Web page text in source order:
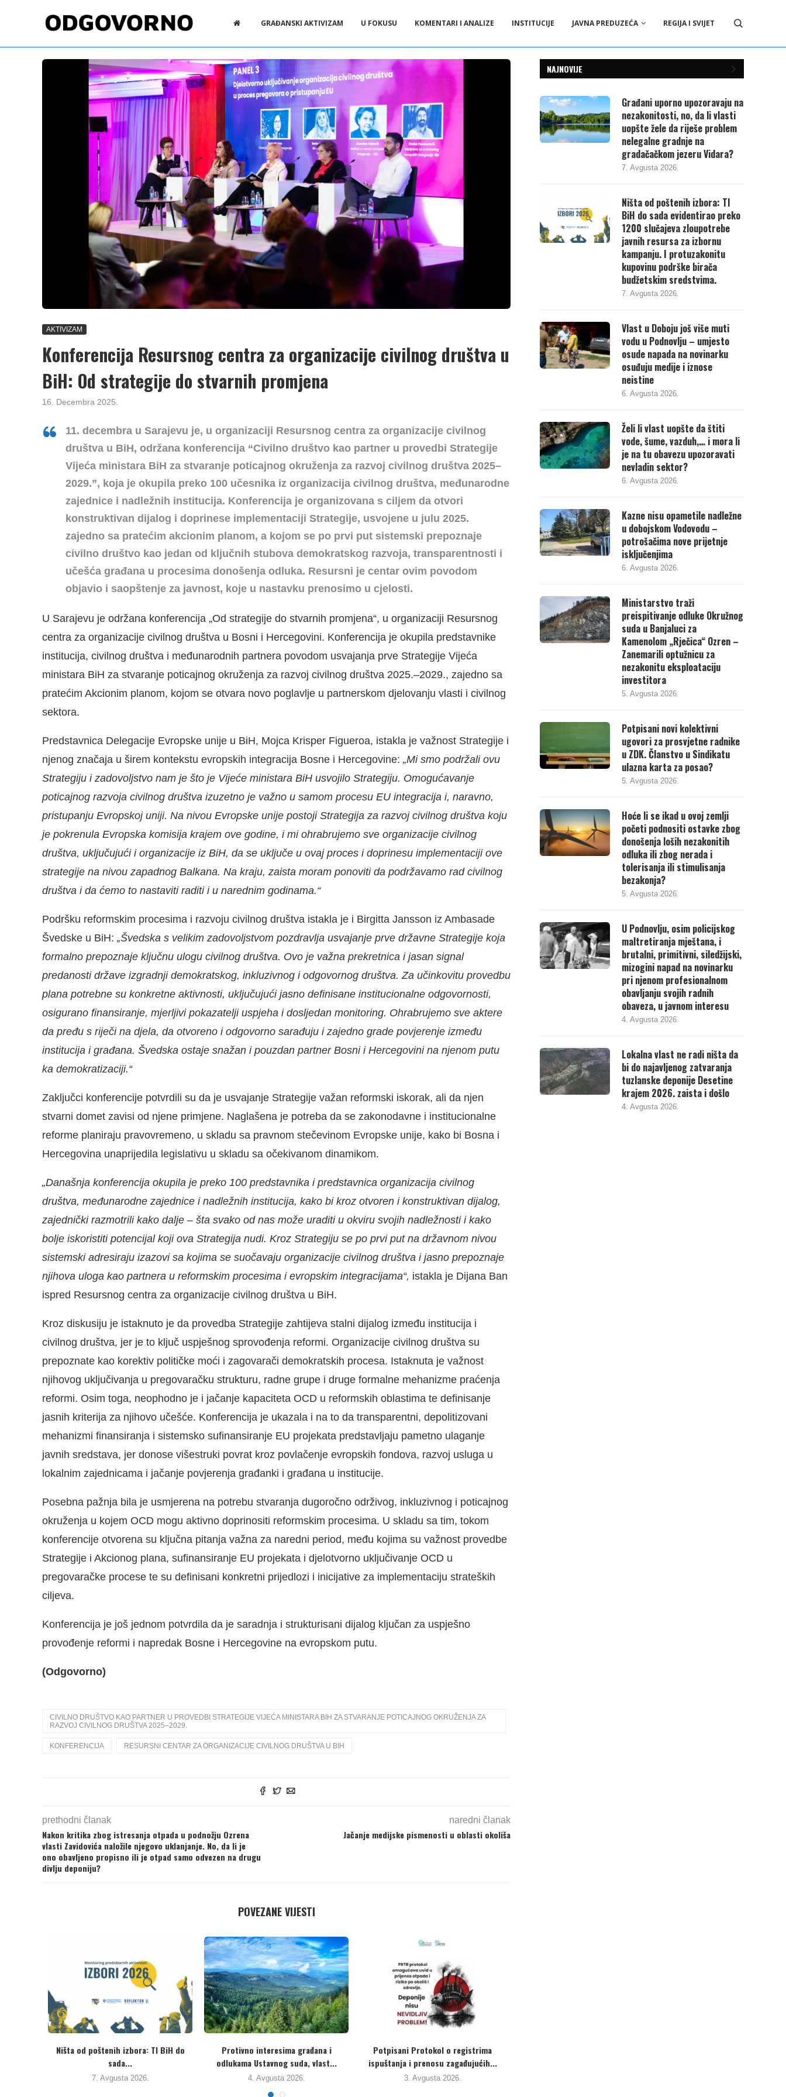
GRAĐANSKI AKTIVIZAM U FOKUSU KOMENTARI I ANALIZE INSTITUCIJE JAVNA PREDUZEĆA REGIJA I SVIJET
AKTIVIZAM
Konferencija Resursnog centra za organizacije civilnog društva u
BiH: Od strategije do stvarnih promjena
16. Decembra 2025.
11. decembra u Sarajevu je, u organizaciji Resursnog centra za organizacije civilnog
društva u BiH, održana konferencija “Civilno društvo kao partner u provedbi Strategije
Vijeća ministara BiH za stvaranje poticajnog okruženja za razvoj civilnog društva 2025–
2029.”, koja je okupila preko 100 učesnika iz organizacija civilnog društva, međunarodne
zajednice i nadležnih institucija. Konferencija je organizovana s ciljem da otvori
konstruktivan dijalog i doprinese implementaciji Strategije, usvojene u julu 2025.
zajedno sa pratećim akcionim planom, a kojom se po prvi put sistemski prepoznaje
civilno društvo kao jedan od ključnih stubova demokratskog razvoja, transparentnosti i
učešća građana u procesima donošenja odluka. Resursni je centar ovim povodom
objavio i saopštenje za javnost, koje u nastavku prenosimo u cjelosti.
U Sarajevu je održana konferencija „Od strategije do stvarnih promjena“, u organizaciji Resursnog
centra za organizacije civilnog društva u Bosni i Hercegovini. Konferencija je okupila predstavnike
institucija, civilnog društva i međunarodnih partnera povodom usvajanja prve Strategije Vijeća
ministara BiH za stvaranje poticajnog okruženja za razvoj civilnog društva 2025.–2029., zajedno sa
pratećim Akcionim planom, kojom se otvara novo poglavlje u partnerskom djelovanju vlasti i civilnog
sektora.
Predstavnica Delegacije Evropske unije u BiH, Mojca Krisper Figueroa, istakla je važnost Strategije i
njenog značaja u širem kontekstu evropskih integracija Bosne i Hercegovine: „Mi smo podržali ovu
Strategiju i zadovoljstvo nam je što je Vijeće ministara BiH usvojilo Strategiju. Omogućavanje
poticajnog razvoja civilnog društva izuzetno je važno u samom procesu EU integracija i, naravno,
pristupanju Evropskoj uniji. Na nivou Evropske unije postoji Strategija za razvoj civilnog društva koju
je pokrenula Evropska komisija krajem ove godine, i mi ohrabrujemo sve organizacije civilnog
društva, uključujući i organizacije iz BiH, da se uključe u ovaj proces i doprinesu implementaciji ove
strategije na nivou zapadnog Balkana. Na kraju, zaista moram ponoviti da podržavamo rad civilnog
društva i da ćemo to nastaviti raditi i u narednim godinama.“
Podršku reformskim procesima i razvoju civilnog društva istakla je i Birgitta Jansson iz Ambasade
Švedske u BiH: „Švedska s velikim zadovoljstvom pozdravlja usvajanje prve državne Strategije koja
formalno prepoznaje ključnu ulogu civilnog društva. Ovo je važna prekretnica i jasan signal
predanosti države izgradnji demokratskog, inkluzivnog i odgovornog društva. Za učinkovitu provedbu
plana potrebne su konkretne aktivnosti, uključujući jasno definisane institucionalne odgovornosti,
osigurano finansiranje, mjerljivi pokazatelji uspjeha i dosljedan monitoring. Ohrabrujemo sve aktere
da pređu s riječi na djela, da otvoreno i odgovorno sarađuju i zajedno grade povjerenje između
institucija i građana. Švedska ostaje snažan i pouzdan partner Bosni i Hercegovini na njenom putu
ka demokratizaciji.“
Zaključci konferencije potvrdili su da je usvajanje Strategije važan reformski iskorak, ali da njen
stvarni domet zavisi od njene primjene. Naglašena je potreba da se zakonodavne i institucionalne
reforme planiraju pravovremeno, u skladu sa pravnom stečevinom Evropske unije, kako bi Bosna i
Hercegovina unaprijedila legislativu u skladu sa očekivanom dinamikom.
„Današnja konferencija okupila je preko 100 predstavnika i predstavnica organizacija civilnog
društva, međunarodne zajednice i nadležnih institucija, kako bi kroz otvoren i konstruktivan dijalog,
zajednički razmotrili kako dalje – šta svako od nas može uraditi u okviru svojih nadležnosti i kako
bolje iskoristiti potencijal koji ova Strategija nudi. Kroz Strategiju se po prvi put na državnom nivou
sistemski adresiraju izazovi sa kojima se suočavaju organizacije civilnog društva i jasno prepoznaje
njihova uloga kao partnera u reformskim procesima i evropskim integracijama“, istakla je Dijana Ban
ispred Resursnog centra za organizacije civilnog društva u BiH.
Kroz diskusiju je istaknuto je da provedba Strategije zahtijeva stalni dijalog između institucija i
civilnog društva, jer je to ključ uspješnog sprovođenja reformi. Organizacije civilnog društva su
prepoznate kao korektiv političke moći i zagovarači demokratskih procesa. Istaknuta je važnost
njihovog uključivanja u pregovaračku strukturu, radne grupe i druge formalne mehanizme praćenja
reformi. Osim toga, neophodno je i jačanje kapaciteta OCD u reformskih oblastima te definisanje
jasnih kriterija za njihovo učešće. Konferencija je ukazala i na to da transparentni, depolitizovani
mehanizmi finansiranja i sistemsko sufinansiranje EU projekata predstavljaju pametno ulaganje
javnih sredstava, jer donose višestruki povrat kroz povlačenje evropskih fondova, razvoj usluga u
lokalnim zajednicama i jačanje povjerenja građanki i građana u institucije.
Posebna pažnja bila je usmjerena na potrebu stvaranja dugoročno održivog, inkluzivnog i poticajnog
okruženja u kojem OCD mogu aktivno doprinositi reformskim procesima. U skladu sa tim, tokom
konferencije otvorena su ključna pitanja važna za naredni period, među kojima su važnost provedbe
Strategije i Akcionog plana, sufinansiranje EU projekata i djelotvorno uključivanje OCD u
pregovaračke procese te su definisani konkretni prijedlozi i inicijative za implementaciju strateških
ciljeva.
Konferencija je još jednom potvrdila da je saradnja i strukturisani dijalog ključan za uspješno
provođenje reformi i napredak Bosne i Hercegovine na evropskom putu.
(Odgovorno)
CIVILNO DRUŠTVO KAO PARTNER U PROVEDBI STRATEGIJE VIJEĆA MINISTARA BIH ZA STVARANJE POTICAJNOG OKRUŽENJA ZA
RAZVOJ CIVILNOG DRUŠTVA 2025–2029.
KONFERENCIJA RESURSNI CENTAR ZA ORGANIZACIJE CIVILNOG DRUŠTVA U BIH
prethodni članak
Nakon kritika zbog istresanja otpada u podnožju Ozrena
vlasti Zavidovića naložile njegovo uklanjanje. No, da li je
ono obavljeno propisno ili je otpad samo odvezen na drugu
divlju deponiju?
naredni članak
Jačanje medijske pismenosti u oblasti okoliša
POVEZANE VIJESTI
Ozrenski aktivisti se “oprostili” od
Đokića. Očekuju da...
3. Avgusta 2026.
NGG “Za Plan”: Inspektorat RS je
potvrdio da...
31. Jula 2026.
Eko aktivisti izražavaju sumnju u
iskrenost vlasti. Uzorke...
31. Jula 2026.
NAJNOVIJE
Građani uporno upozoravaju na
nezakonitosti, no, da li vlasti
uopšte žele da riješe problem
nelegalne gradnje na
gradačačkom jezeru Vidara?
7. Avgusta 2026.
Ništa od poštenih izbora: TI
BiH do sada evidentirao preko
1200 slučajeva zloupotrebe
javnih resursa za izbornu
kampanju. I protuzakonitu
kupovinu podrške birača
budžetskim sredstvima.
7. Avgusta 2026.
Vlast u Doboju još više muti
vodu u Podnovlju – umjesto
osude napada na novinarku
osuđuju medije i iznose
neistine
6. Avgusta 2026.
Želi li vlast uopšte da štiti
vode, šume, vazduh,… i mora li
je na tu obavezu upozoravati
nevladin sektor?
6. Avgusta 2026.
Kazne nisu opametile nadležne
u dobojskom Vodovodu –
potrošačima nove prijetnje
isključenjima
6. Avgusta 2026.
Ministarstvo traži
preispitivanje odluke Okružnog
suda u Banjaluci za
Kamenolom „Rječica“ Ozren –
Zanemarili optužnicu za
nezakonitu eksploataciju
investitora
5. Avgusta 2026.
Potpisani novi kolektivni
ugovori za prosvjetne radnike
u ZDK. Članstvo u Sindikatu
ulazna karta za posao?
5. Avgusta 2026.
Hoće li se ikad u ovoj zemlji
početi podnositi ostavke zbog
donošenja loših nezakonitih
odluka ili zbog nerada i
tolerisanja ili stimulisanja
bezakonja?
5. Avgusta 2026.
U Podnovlju, osim policijskog
maltretiranja mještana, i
brutalni, primitivni, siledžijski,
mizogini napad na novinarku
pri njenom profesionalnom
obavljanju svojih radnih
obaveza, u javnom interesu
4. Avgusta 2026.
Lokalna vlast ne radi ništa da
bi do najavljenog zatvaranja
tuzlanske deponije Desetine
krajem 2026. zaista i došlo
4. Avgusta 2026.